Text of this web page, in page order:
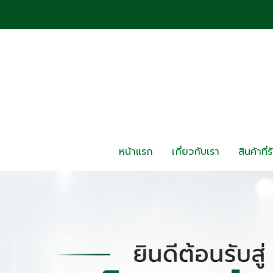
หน้าแรก เกี่ยวกับเรา สินค้าที่